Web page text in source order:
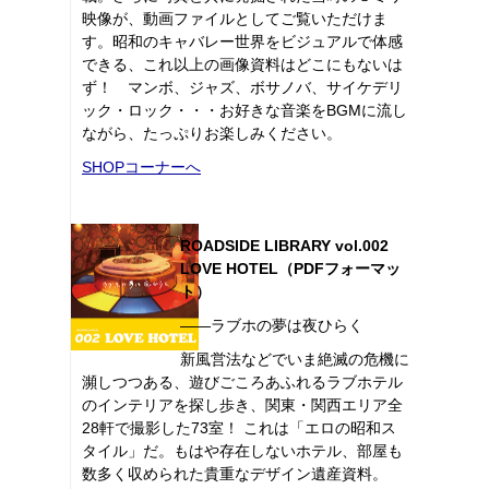
映像が、動画ファイルとしてご覧いただけま
す。昭和のキャバレー世界をビジュアルで体感
できる、これ以上の画像資料はどこにもないは
ず！ マンボ、ジャズ、ボサノバ、サイケデリ
ック・ロック・・・お好きな音楽をBGMに流し
ながら、たっぷりお楽しみください。
SHOPコーナーへ
ROADSIDE LIBRARY vol.002
LOVE HOTEL（PDFフォーマッ
ト）
――ラブホの夢は夜ひらく
新風営法などでいま絶滅の危機に
瀕しつつある、遊びごころあふれるラブホテル
のインテリアを探し歩き、関東・関西エリア全
28軒で撮影した73室！ これは「エロの昭和ス
タイル」だ。もはや存在しないホテル、部屋も
数多く収められた貴重なデザイン遺産資料。